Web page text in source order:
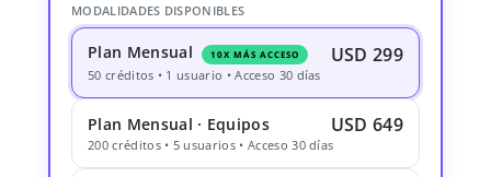
MODALIDADES DISPONIBLES
Plan Mensual 10X MÁS ACCESO USD 299
50 créditos • 1 usuario • Acceso 30 días
Plan Mensual · Equipos USD 649
200 créditos • 5 usuarios • Acceso 30 días